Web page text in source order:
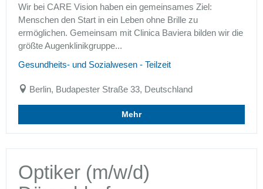
Wir bei CARE Vision haben ein gemeinsames Ziel:
Menschen den Start in ein Leben ohne Brille zu
ermöglichen. Gemeinsam mit Clinica Baviera bilden wir die
größte Augenklinikgruppe...
Gesundheits- und Sozialwesen - Teilzeit
Berlin, Budapester Straße 33, Deutschland
Mehr
Optiker (m/w/d)